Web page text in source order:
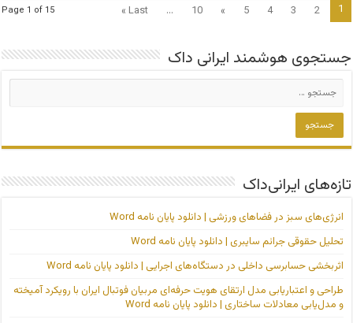
Page 1 of 15 1
2
3
4
5
»
10
...
Last »
جستجوی هوشمند ایرانی داک
تازه‌های ایرانی‌داک
انرژی‌های سبز در فضاهای ورزشی | دانلود پایان نامه Word
تحلیل حقوقی جرائم سایبری | دانلود پایان نامه Word
اثربخشی حسابرسی داخلی در دستگاه‌های اجرایی | دانلود پایان نامه Word
طراحی و اعتباریابی مدل ارتقای هویت حرفه‌ای مربیان فوتبال ایران با رویکرد آمیخته
و مدل‌یابی معادلات ساختاری | دانلود پایان نامه Word